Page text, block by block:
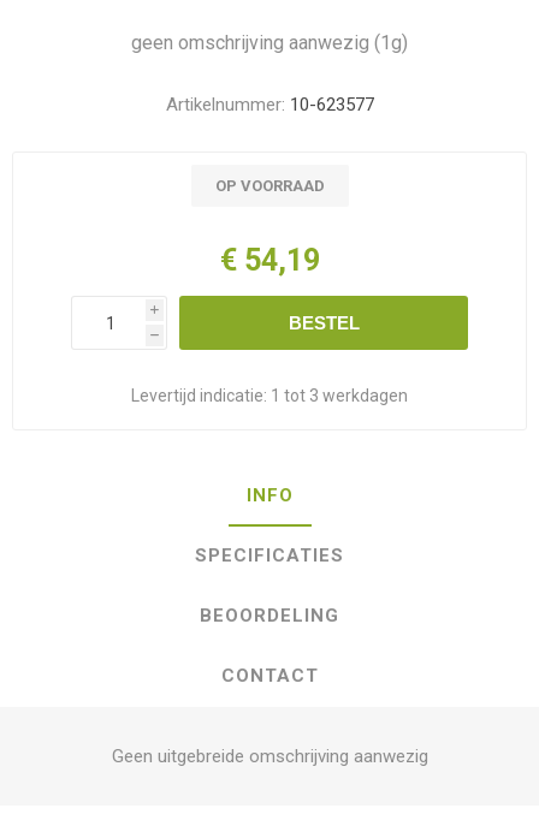
geen omschrijving aanwezig (1g)
Artikelnummer: 10-623577
OP VOORRAAD
€ 54,19
i
h
BESTEL
Levertijd indicatie: 1 tot 3 werkdagen
INFO
SPECIFICATIES
BEOORDELING
CONTACT
Geen uitgebreide omschrijving aanwezig